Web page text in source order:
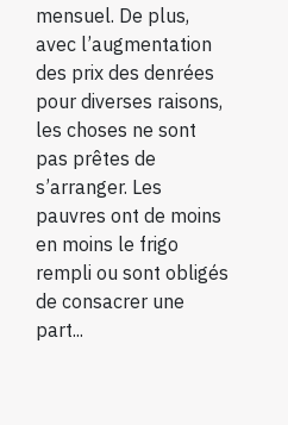
mensuel. De plus,
avec l’augmentation
des prix des denrées
pour diverses raisons,
les choses ne sont
pas prêtes de
s’arranger. Les
pauvres ont de moins
en moins le frigo
rempli ou sont obligés
de consacrer une
part...